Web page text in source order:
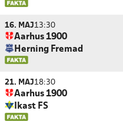
16. MAJ13:30
Aarhus 1900
Herning Fremad
21. MAJ18:30
Aarhus 1900
Ikast FS